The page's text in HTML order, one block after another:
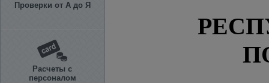
Проверки от А до Я
Расчеты с
персоналом